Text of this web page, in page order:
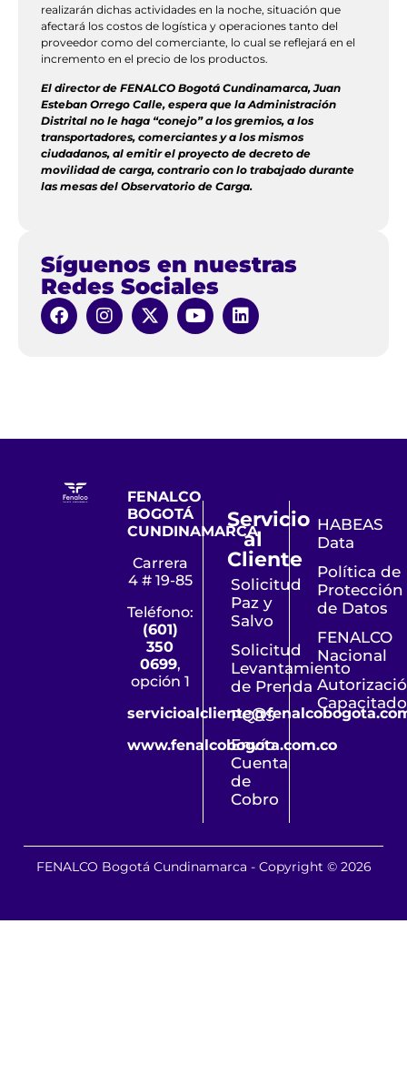
realizarán dichas actividades en la noche, situación que
afectará los costos de logística y operaciones tanto del
proveedor como del comerciante, lo cual se reflejará en el
incremento en el precio de los productos.
El director de FENALCO Bogotá Cundinamarca, Juan
Esteban Orrego Calle, espera que la Administración
Distrital no le haga “conejo” a los gremios, a los
transportadores, comerciantes y a los mismos
ciudadanos, al emitir el proyecto de decreto de
movilidad de carga, contrario con lo trabajado durante
las mesas del Observatorio de Carga.
Síguenos en nuestras
Redes Sociales
FENALCO
BOGOTÁ
CUNDINAMARCA
Carrera
4 # 19-85
Teléfono:
(601)
350
0699,
opción 1
www.fenalcobogota.com.co
Servicio
al
Cliente
Solicitud
Paz y
Salvo
Solicitud
Levantamiento
de Prenda
PQRS
Envío
Cuenta
de
Cobro
HABEAS
Data
Política de
Protección
de Datos
FENALCO
Nacional
FENALCO Bogotá Cundinamarca - Copyright © 2026